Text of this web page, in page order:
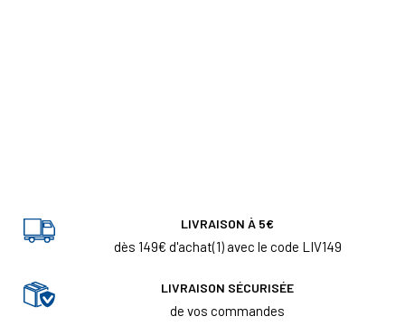
LIVRAISON À 5€
dès 149€ d'achat(1) avec le code LIV149
LIVRAISON SÉCURISÉE
de vos commandes